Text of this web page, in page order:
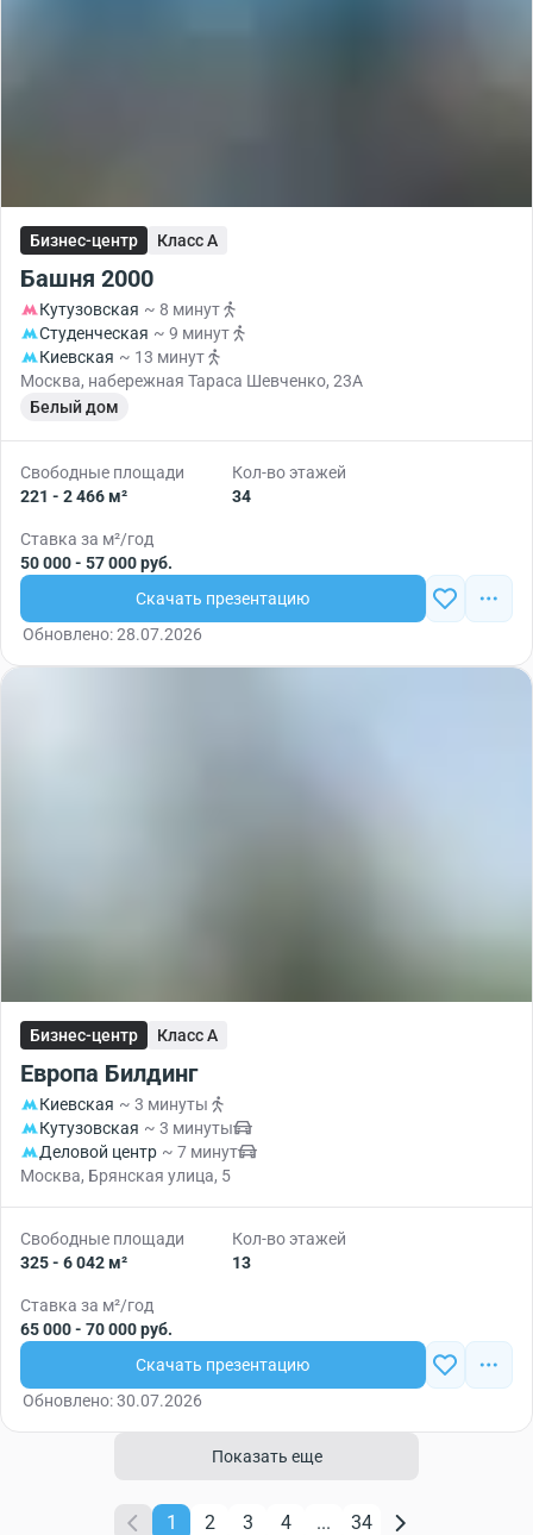
Бизнес-центр Класс A
Башня 2000
Кутузовская ~ 8 минут
Студенческая ~ 9 минут
Киевская ~ 13 минут
Москва, набережная Тараса Шевченко, 23А
Белый дом
Свободные площади
221 - 2 466 м²
Кол-во этажей
34
Ставка за м²/год
50 000 - 57 000 руб.
Скачать презентацию
Обновлено: 28.07.2026
Бизнес-центр Класс A
Европа Билдинг
Киевская ~ 3 минуты
Кутузовская ~ 3 минуты
Деловой центр ~ 7 минут
Москва, Брянская улица, 5
Свободные площади
325 - 6 042 м²
Кол-во этажей
13
Ставка за м²/год
65 000 - 70 000 руб.
Скачать презентацию
Обновлено: 30.07.2026
Показать еще
1 2 3 4 ... 34